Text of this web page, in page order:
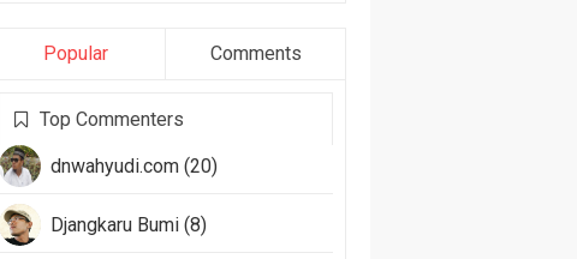
Popular Comments
Top Commenters
dnwahyudi.com (20)
Djangkaru Bumi (8)